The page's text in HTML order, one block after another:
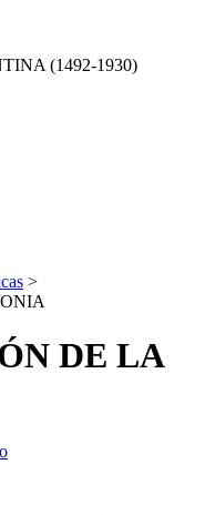
(1492-1930)
>
DE LA